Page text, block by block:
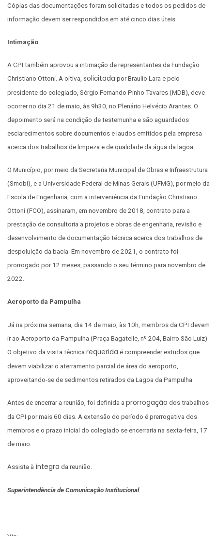
Cópias das documentações foram solicitadas e todos os pedidos de
informação devem ser respondidos em até cinco dias úteis.
Intimação
A CPI também aprovou a intimação de representantes da Fundação
Christiano Ottoni. A oitiva, solicitada por Braulio Lara e pelo
presidente do colegiado, Sérgio Fernando Pinho Tavares (MDB), deve
ocorrer no dia 21 de maio, às 9h30, no Plenário Helvécio Arantes. O
depoimento será na condição de testemunha e são aguardados
esclarecimentos sobre documentos e laudos emitidos pela empresa
acerca dos trabalhos de limpeza e de qualidade da água da lagoa.
O Município, por meio da Secretaria Municipal de Obras e Infraestrutura
(Smobi), e a Universidade Federal de Minas Gerais (UFMG), por meio da
Escola de Engenharia, com a interveniência da Fundação Christiano
Ottoni (FCO), assinaram, em novembro de 2018, contrato para a
prestação de consultoria a projetos e obras de engenharia, revisão e
desenvolvimento de documentação técnica acerca dos trabalhos de
despoluição da bacia. Em novembro de 2021, o contrato foi
prorrogado por 12 meses, passando o seu término para novembro de
2022.
Aeroporto da Pampulha
Já na próxima semana, dia 14 de maio, às 10h, membros da CPI devem
ir ao Aeroporto da Pampulha (Praça Bagatelle, nº 204, Bairro São Luiz).
O objetivo da visita técnica requerida é compreender estudos que
devem viabilizar o aterramento parcial de área do aeroporto,
aproveitando-se de sedimentos retirados da Lagoa da Pampulha.
Antes de encerrar a reunião, foi definida a prorrogação dos trabalhos
da CPI por mais 60 dias. A extensão do período é prerrogativa dos
membros e o prazo inicial do colegiado se encerraria na sexta-feira, 17
de maio.
Assista à íntegra da reunião.
Superintendência de Comunicação Institucional